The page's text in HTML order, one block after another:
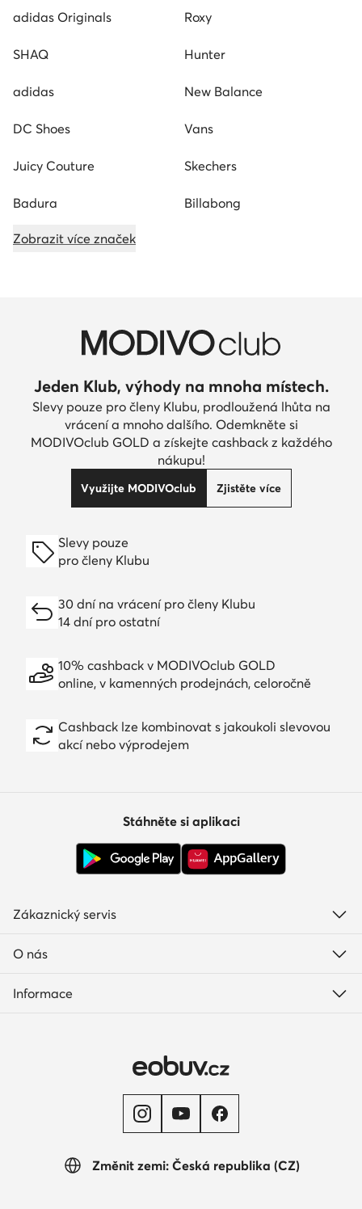
adidas Originals Roxy
SHAQ Hunter
adidas New Balance
DC Shoes Vans
Juicy Couture Skechers
Badura Billabong
Zobrazit více značek
Jeden Klub, výhody na mnoha místech.
Slevy pouze pro členy Klubu, prodloužená lhůta na
vrácení a mnoho dalšího. Odemkněte si
MODIVOclub GOLD a získejte cashback z každého
nákupu!
Využijte MODIVOclub Zjistěte více
Slevy pouze
pro členy Klubu
30 dní na vrácení pro členy Klubu
14 dní pro ostatní
10% cashback v MODIVOclub GOLD
online, v kamenných prodejnách, celoročně
Cashback lze kombinovat s jakoukoli slevovou
akcí nebo výprodejem
Změnit zemi: Česká republika (CZ)
Stáhněte si aplikaci
Zákaznický servis
O nás
Informace